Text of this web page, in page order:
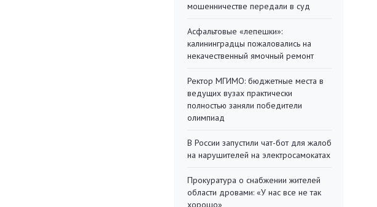
мошенничестве передали в суд
Асфальтовые «лепешки»:
калининградцы пожаловались на
некачественный ямочный ремонт
Ректор МГИМО: бюджетные места в
ведущих вузах практически
полностью заняли победители
олимпиад
В России запустили чат-бот для жалоб
на нарушителей на электросамокатах
Прокуратура о снабжении жителей
области дровами: «У нас все не так
хорошо»